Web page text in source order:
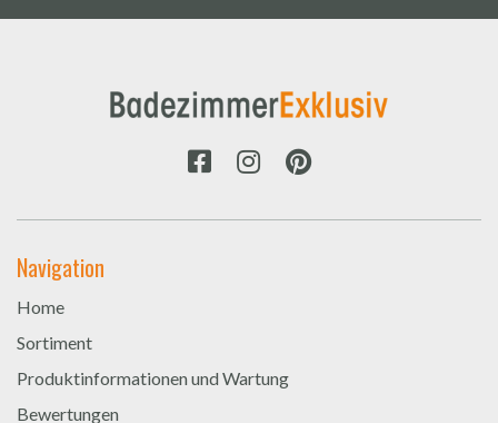
Navigation
Home
Sortiment
Produktinformationen und Wartung
Bewertungen